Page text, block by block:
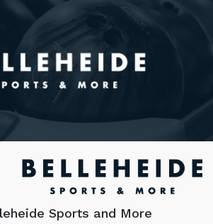
Sports and More